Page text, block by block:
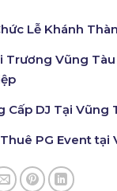
Lễ Khánh
Trương Vũng Tàu
Cấp DJ Tại Vũng
PG Event tại